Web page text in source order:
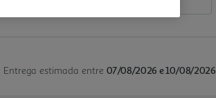
Entrega estimada entre 07/08/2026 e 10/08/2026